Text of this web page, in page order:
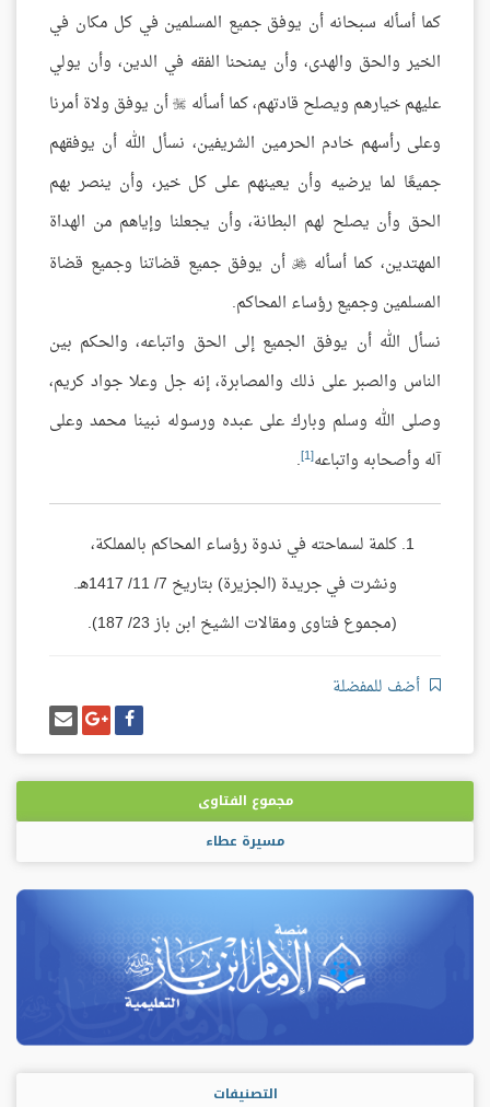
كما أسأله سبحانه أن يوفق جميع المسلمين في كل مكان في
الخير والحق والهدى، وأن يمنحنا الفقه في الدين، وأن يولي
عليهم خيارهم ويصلح قادتهم، كما أسأله أن يوفق ولاة أمرنا
وعلى رأسهم خادم الحرمين الشريفين، نسأل الله أن يوفقهم
جميعًا لما يرضيه وأن يعينهم على كل خير، وأن ينصر بهم
الحق وأن يصلح لهم البطانة، وأن يجعلنا وإياهم من الهداة
المهتدين، كما أسأله أن يوفق جميع قضاتنا وجميع قضاة
المسلمين وجميع رؤساء المحاكم.
نسأل الله أن يوفق الجميع إلى الحق واتباعه، والحكم بين
الناس والصبر على ذلك والمصابرة، إنه جل وعلا جواد كريم،
وصلى الله وسلم وبارك على عبده ورسوله نبينا محمد وعلى
آله وأصحابه واتباعه[1]
.
كلمة لسماحته في ندوة رؤساء المحاكم بالمملكة،
ونشرت في جريدة (الجزيرة) بتاريخ 7/ 11/ 1417هـ.
(مجموع فتاوى ومقالات الشيخ ابن باز 23/ 187).
أضف للمفضلة
شارك
على
فيسبوك
شارك
على
غوغل
بلس
إرسل
إيميل
مجموع الفتاوى
مسيرة عطاء
التصنيفات